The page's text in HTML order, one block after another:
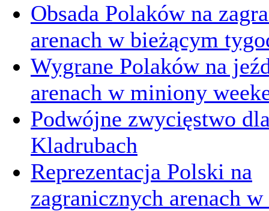
Obsada Polaków na
arenach w bieżącym
Wygrane Polaków na
arenach w miniony
Podwójne zwycięstwo
Kladrubach
Reprezentacja Polski na
zagranicznych arenach